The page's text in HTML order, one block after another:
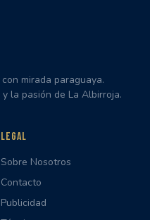
mirada paraguaya.
la pasión de La Albirroja.
LEGAL
Sobre Nosotros
Contacto
Publicidad